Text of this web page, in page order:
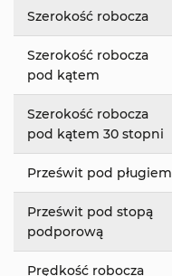
Szerokość robocza
Szerokość robocza
pod kątem
Szerokość robocza
pod kątem 30 stopni
Prześwit pod pługiem
Prześwit pod stopą
podporową
Prędkość robocza